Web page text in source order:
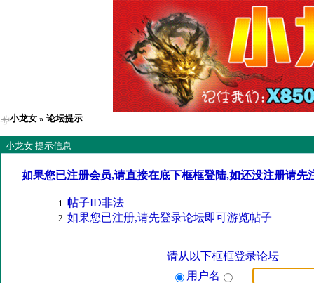
小龙女 » 论坛提示
小龙女 提示信息
如果您已注册会员,请直接在底下框框登陆,如还没注册请先
帖子ID非法
如果您已注册,请先登录论坛即可游览帖子
请从以下框框登录论坛
用户名